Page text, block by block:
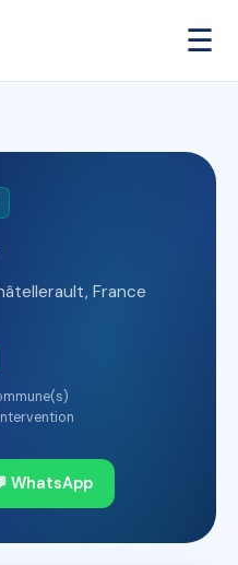
☰
France
WhatsApp